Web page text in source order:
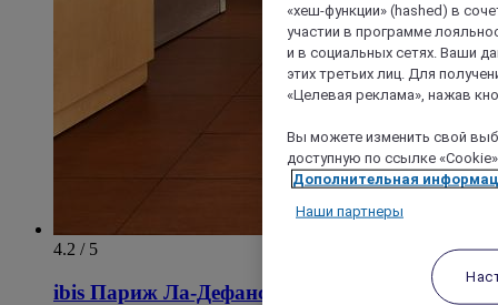
4.2 / 5
ibis Париж Ла-Дефанс Эспланада
«хеш-функции» (hashed) в
участии в программе
и в социальных сетях. Ваши
этих третьих лиц. Для
«Целевая реклама», нажав
Вы можете изменить свой
доступную по ссылке
Дополнительная
Наши партнеры